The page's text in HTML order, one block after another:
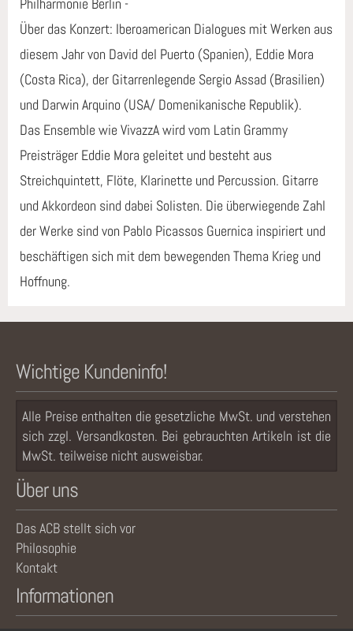
Über das Konzert: Iberoamerican Dialogues mit Werken aus
diesem Jahr von David del Puerto (Spanien), Eddie Mora
(Costa Rica), der Gitarrenlegende Sergio Assad (Brasilien)
und Darwin Arquino (USA/ Domenikanische Republik).
Das Ensemble wie VivazzA wird vom Latin Grammy
Preisträger Eddie Mora geleitet und besteht aus
Streichquintett, Flöte, Klarinette und Percussion. Gitarre
und Akkordeon sind dabei Solisten. Die überwiegende Zahl
der Werke sind von Pablo Picassos Guernica inspiriert und
beschäftigen sich mit dem bewegenden Thema Krieg und
Hoffnung.
Wichtige Kundeninfo!
Alle Preise enthalten die gesetzliche MwSt. und verstehen
sich zzgl. Versandkosten. Bei gebrauchten Artikeln ist die
MwSt. teilweise nicht ausweisbar.
Über uns
Das ACB stellt sich vor
Philosophie
Kontakt
Informationen